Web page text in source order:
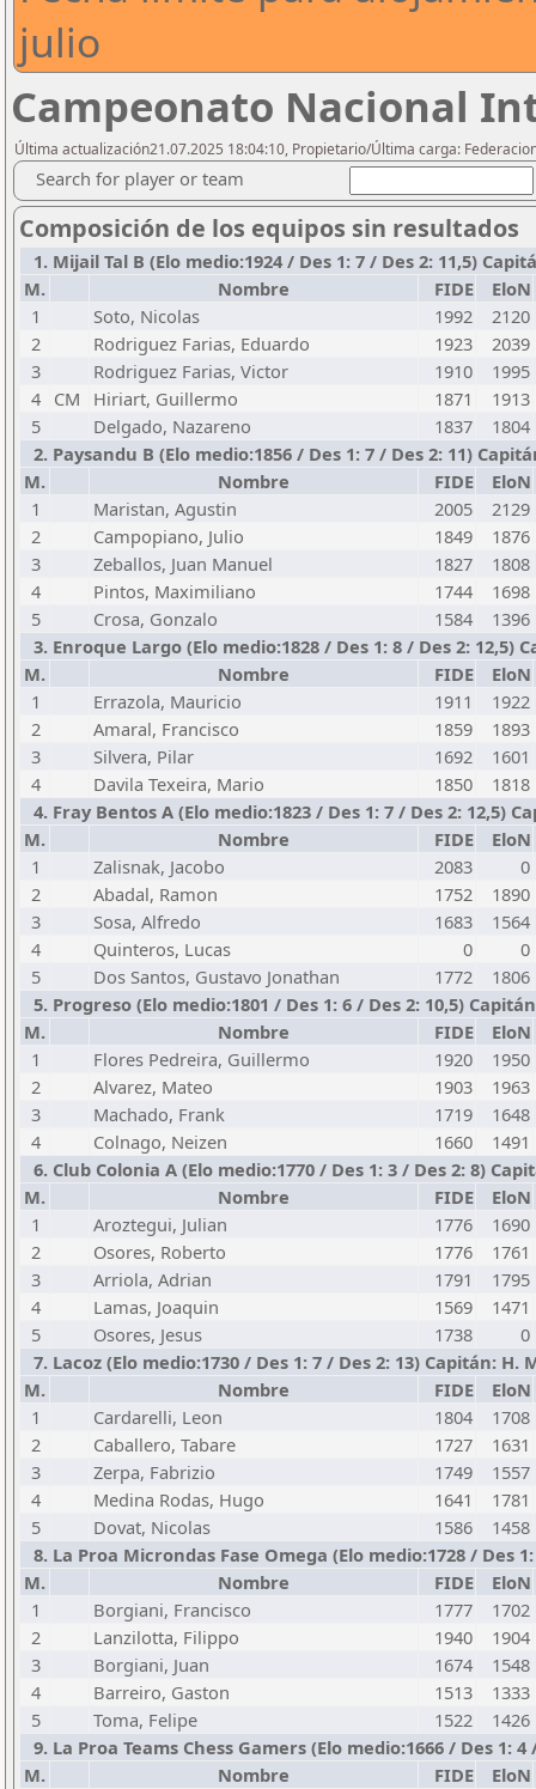
julio
Campeonato Nacional
Última actualización21.07.2025 18:04:10, Propietario/Última carga:
Search for player or team
Composición de los equipos sin resultados
1. Mijail Tal B (Elo medio:1924 / Des 1: 7 / Des 2: 11,5)
M.
Nombre FIDE
EloN
1
Soto, Nicolas 1992
2120
2
Rodriguez Farias, Eduardo 1923
2039
3
Rodriguez Farias, Victor 1910
1995
4
CM Hiriart, Guillermo 1871
1913
5
Delgado, Nazareno 1837
1804
2. Paysandu B (Elo medio:1856 / Des 1: 7 / Des 2: 11)
M.
Nombre FIDE
EloN
1
Maristan, Agustin 2005
2129
2
Campopiano, Julio 1849
1876
3
Zeballos, Juan Manuel 1827
1808
4
Pintos, Maximiliano 1744
1698
5
Crosa, Gonzalo 1584
1396
3. Enroque Largo (Elo medio:1828 / Des 1: 8 / Des 2: 12,5)
M.
Nombre FIDE
EloN
1
Errazola, Mauricio 1911
1922
2
Amaral, Francisco 1859
1893
3
Silvera, Pilar 1692
1601
4
Davila Texeira, Mario 1850
1818
4. Fray Bentos A (Elo medio:1823 / Des 1: 7 / Des 2: 12,5)
M.
Nombre FIDE
EloN
1
Zalisnak, Jacobo 2083
0
2
Abadal, Ramon 1752
1890
3
Sosa, Alfredo 1683
1564
4
Quinteros, Lucas 0
0
5
Dos Santos, Gustavo Jonathan 1772
1806
5. Progreso (Elo medio:1801 / Des 1: 6 / Des 2: 10,5)
M.
Nombre FIDE
EloN
1
Flores Pedreira, Guillermo 1920
1950
2
Alvarez, Mateo 1903
1963
3
Machado, Frank 1719
1648
4
Colnago, Neizen 1660
1491
6. Club Colonia A (Elo medio:1770 / Des 1: 3 / Des 2: 8)
M.
Nombre FIDE
EloN
1
Aroztegui, Julian 1776
1690
2
Osores, Roberto 1776
1761
3
Arriola, Adrian 1791
1795
4
Lamas, Joaquin 1569
1471
5
Osores, Jesus 1738
0
7. Lacoz (Elo medio:1730 / Des 1: 7 / Des 2: 13) Capitán: H.
M.
Nombre FIDE
EloN
1
Cardarelli, Leon 1804
1708
2
Caballero, Tabare 1727
1631
3
Zerpa, Fabrizio 1749
1557
4
Medina Rodas, Hugo 1641
1781
5
Dovat, Nicolas 1586
1458
8. La Proa Microndas Fase Omega (Elo medio:1728 / Des
M.
Nombre FIDE
EloN
1
Borgiani, Francisco 1777
1702
2
Lanzilotta, Filippo 1940
1904
3
Borgiani, Juan 1674
1548
4
Barreiro, Gaston 1513
1333
5
Toma, Felipe 1522
1426
9. La Proa Teams Chess Gamers (Elo medio:1666 / Des 1:
M.
Nombre FIDE
EloN